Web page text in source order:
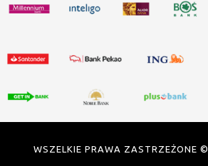
WSZELKIE PRAWA ZASTRZEŻONE ©